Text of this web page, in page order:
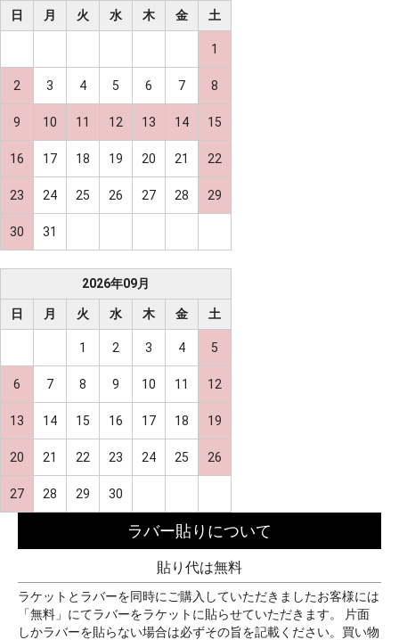
日 月 火 水 木 金 土
1
2 3 4 5 6 7 8
9 10 11 12 13 14 15
16 17 18 19 20 21 22
23 24 25 26 27 28 29
30 31
2026年09月
日 月 火 水 木 金 土
1 2 3 4 5
6 7 8 9 10 11 12
13 14 15 16 17 18 19
20 21 22 23 24 25 26
27 28 29 30
ラバー貼りについて
貼り代は無料
ラケットとラバーを同時にご購入していただきましたお客様には
「無料」にてラバーをラケットに貼らせていただきます。 片面
しかラバーを貼らない場合は必ずその旨を記載ください。買い物